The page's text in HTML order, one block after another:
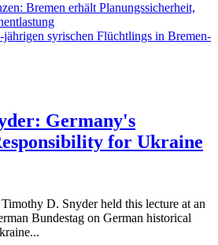
Bremen erhält Planungssicherheit,
jährigen syrischen Flüchtlings in Bremen-
Germany's
for Ukraine
D. Snyder held this lecture at an
Bundestag on German historical